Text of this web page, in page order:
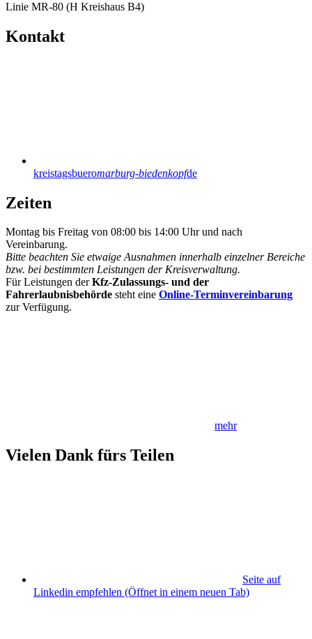
Linie MR-80 (H Kreishaus B4)
Kontakt
kreistagsbueromarburg-biedenkopfde
Zeiten
Montag bis Freitag von 08:00 bis 14:00 Uhr und nach
Vereinbarung.
Bitte beachten Sie etwaige Ausnahmen innerhalb einzelner Bereiche
bzw. bei bestimmten Leistungen der Kreisverwaltung.
Für Leistungen derKfz-Zulassungs- und der
Fahrerlaubnisbehörde steht eine Online-Terminvereinbarung
zur Verfügung.
mehr
Vielen Dank fürs Teilen
Seite auf
Linkedin empfehlen (Öffnet in einem neuen Tab)